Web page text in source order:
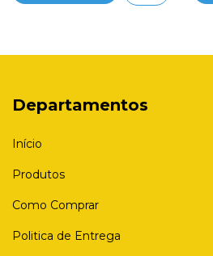
Departamentos
Início
Produtos
Como Comprar
Politica de Entrega